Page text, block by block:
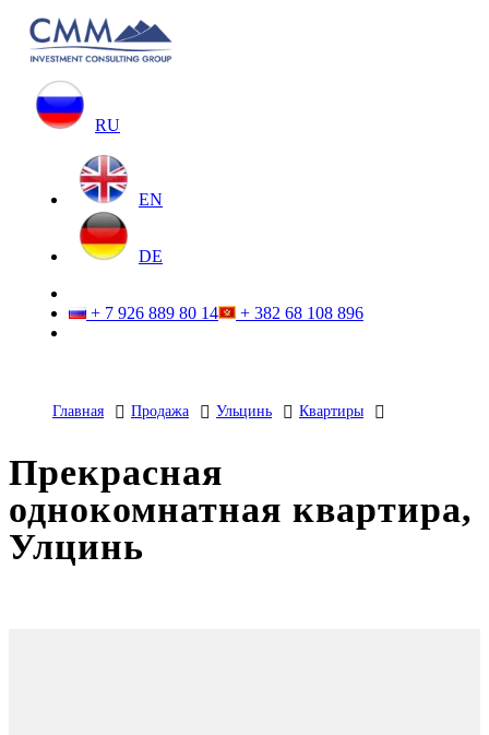
RU
EN
DE
+ 7 926 889 80 14 + 382 68 108 896
Главная Продажа Ульцинь Квартиры
Прекрасная
однокомнатная квартира,
Улцинь